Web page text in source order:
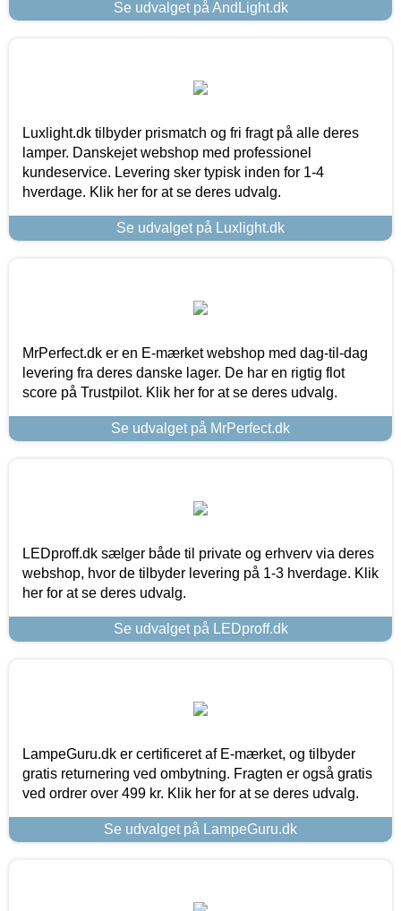
Se udvalget på AndLight.dk
Luxlight.dk tilbyder prismatch og fri fragt på alle deres
lamper. Danskejet webshop med professionel
kundeservice. Levering sker typisk inden for 1-4
hverdage. Klik her for at se deres udvalg.
Se udvalget på Luxlight.dk
MrPerfect.dk er en E-mærket webshop med dag-til-dag
levering fra deres danske lager. De har en rigtig flot
score på Trustpilot. Klik her for at se deres udvalg.
Se udvalget på MrPerfect.dk
LEDproff.dk sælger både til private og erhverv via deres
webshop, hvor de tilbyder levering på 1-3 hverdage. Klik
her for at se deres udvalg.
Se udvalget på LEDproff.dk
LampeGuru.dk er certificeret af E-mærket, og tilbyder
gratis returnering ved ombytning. Fragten er også gratis
ved ordrer over 499 kr. Klik her for at se deres udvalg.
Se udvalget på LampeGuru.dk